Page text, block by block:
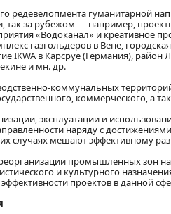
редевелопмента гуманитарной
так за рубежом — например,
«Водоканал» и креативное
газгольдеров в Вене,
IKWA в Карсруе (Германия),
и мн. др.
коммунальных
коммерческого, а
эксплуатации и
наряду с
случаях мешают эффективному
промышленных зон
и культурного
проектов в данной